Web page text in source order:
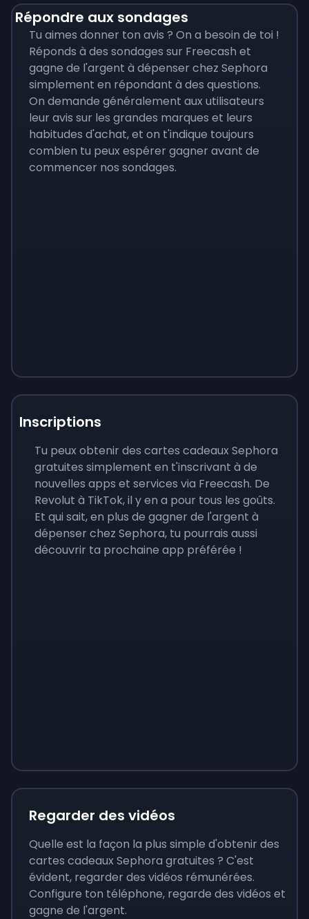
Répondre aux sondages
Tu aimes donner ton avis ? On a besoin de toi !
Réponds à des sondages sur Freecash et
gagne de l'argent à dépenser chez Sephora
simplement en répondant à des questions.
On demande généralement aux utilisateurs
leur avis sur les grandes marques et leurs
habitudes d'achat, et on t'indique toujours
combien tu peux espérer gagner avant de
commencer nos sondages.
Inscriptions
Tu peux obtenir des cartes cadeaux Sephora
gratuites simplement en t'inscrivant à de
nouvelles apps et services via Freecash. De
Revolut à TikTok, il y en a pour tous les goûts.
Et qui sait, en plus de gagner de l'argent à
dépenser chez Sephora, tu pourrais aussi
découvrir ta prochaine app préférée !
Regarder des vidéos
Quelle est la façon la plus simple d'obtenir des
cartes cadeaux Sephora gratuites ? C'est
évident, regarder des vidéos rémunérées.
Configure ton téléphone, regarde des vidéos et
gagne de l'argent.